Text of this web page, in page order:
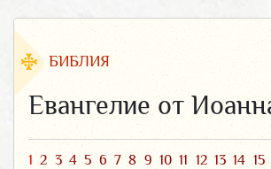
БИБЛИЯ
Евангелие от
1 2 3 4 5 6 7 8 9 10 11 12 13 14 15